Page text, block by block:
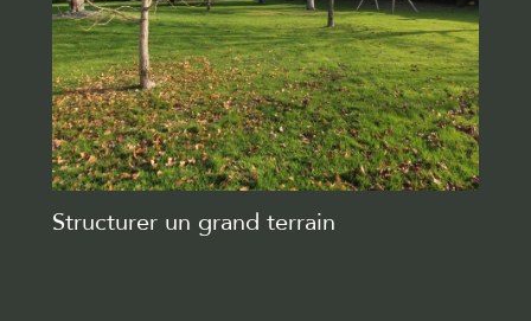
Structurer un grand terrain